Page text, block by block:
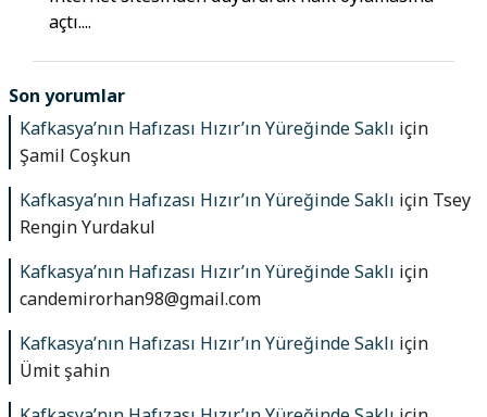
açtı....
Son yorumlar
Kafkasya’nın Hafızası Hızır’ın Yüreğinde Saklı için
Şamil Coşkun
Kafkasya’nın Hafızası Hızır’ın Yüreğinde Saklı için Tsey
Rengin Yurdakul
Kafkasya’nın Hafızası Hızır’ın Yüreğinde Saklı için
candemirorhan98@gmail.com
Kafkasya’nın Hafızası Hızır’ın Yüreğinde Saklı için
Ümit şahin